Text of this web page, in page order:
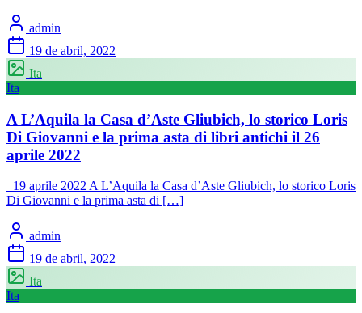
admin
19 de abril, 2022
Ita
Ita
A L’Aquila la Casa d’Aste Gliubich, lo storico Loris
Di Giovanni e la prima asta di libri antichi il 26
aprile 2022
19 aprile 2022 A L’Aquila la Casa d’Aste Gliubich, lo storico Loris
Di Giovanni e la prima asta di […]
admin
19 de abril, 2022
Ita
Ita